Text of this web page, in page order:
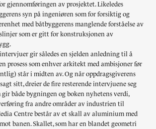
gjennomføringen av prosjektet. Likeledes
syn på ingeniøren som for forsiktig og
med båtbyggerens manglende forståelse av
som er gitt for konstruksjonen av
intervjuer gir således en sjelden anledning til å
prosess som enhver arkitekt med ambisjoner før
står i midten av. Og når oppdragsgiverens
sitt, dreier de fire resterende intervjuene seg
både bygningen og boken nyhetens verdi,
fra andre områder av industrien til
Centre består av et skall av aluminium med
banen. Skallet, som har en blandet geometri